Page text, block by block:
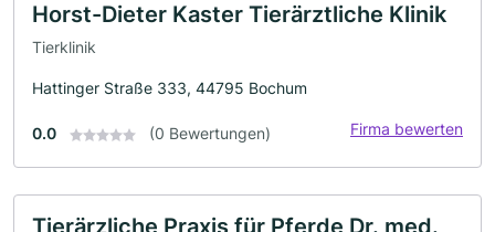
Horst-Dieter Kaster Tierärztliche Klinik
Tierklinik
Hattinger Straße 333, 44795 Bochum
0.0 (0 Bewertungen) Firma bewerten
Tierärzliche Praxis für Pferde Dr. med.